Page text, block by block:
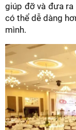
giúp đỡ và đưa
có thể dễ dàng
mình.